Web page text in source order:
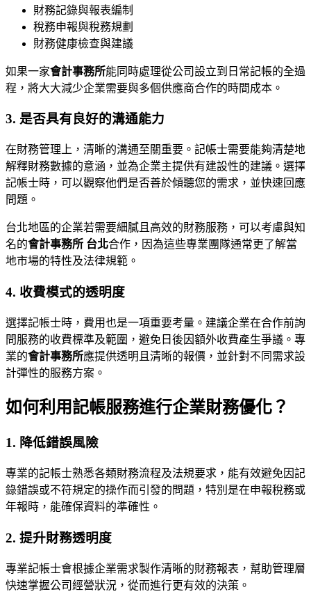
財務記錄與報表編制
稅務申報與稅務規劃
財務健康檢查與建議
如果一家會計事務所能同時處理從公司設立到日常記帳的全過
程，將大大減少企業需要與多個供應商合作的時間成本。
3. 是否具有良好的溝通能力
在財務管理上，清晰的溝通至關重要。記帳士需要能夠清楚地
解釋財務數據的意涵，並為企業主提供有建設性的建議。選擇
記帳士時，可以觀察他們是否善於傾聽您的需求，並快速回應
問題。
台北地區的企業若需要細膩且高效的財務服務，可以考慮與知
名的會計事務所 台北合作，因為這些專業團隊通常更了解當
地市場的特性及法律規範。
4. 收費模式的透明度
選擇記帳士時，費用也是一項重要考量。建議企業在合作前詢
問服務的收費標準及範圍，避免日後因額外收費產生爭議。專
業的會計事務所應提供透明且清晰的報價，並針對不同需求設
計彈性的服務方案。
如何利用記帳服務進行企業財務優化？
1. 降低錯誤風險
專業的記帳士熟悉各類財務流程及法規要求，能有效避免因記
錄錯誤或不符規定的操作而引發的問題，特別是在申報稅務或
年報時，能確保資料的準確性。
2. 提升財務透明度
專業記帳士會根據企業需求製作清晰的財務報表，幫助管理層
快速掌握公司經營狀況，從而進行更有效的決策。